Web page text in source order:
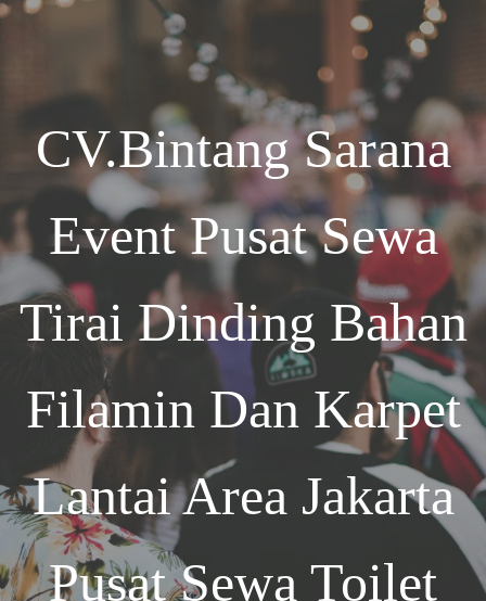
CV.Bintang Sarana
EventPusat Sewa
Tirai Dinding Bahan
Filamin Dan Karpet
Lantai Area Jakarta
Pusat Sewa Toilet